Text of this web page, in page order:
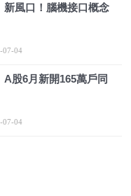
新風口！腦機接口概念
07-04
A股6月新開165萬戶同
07-04